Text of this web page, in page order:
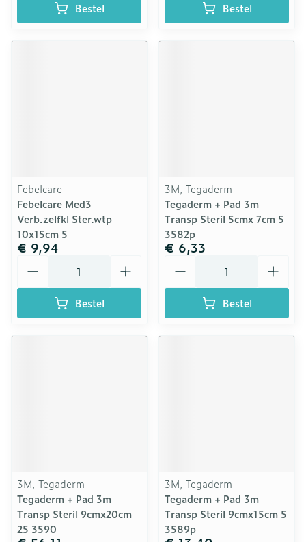
Bestel Bestel
Febelcare
Febelcare Med3
Verb.zelfkl Ster.wtp
10x15cm 5
€ 9,94
Bestel
3M, Tegaderm
Tegaderm + Pad 3m
Transp Steril 5cmx 7cm 5
3582p
€ 6,33
Bestel
3M, Tegaderm
Tegaderm + Pad 3m
Transp Steril 9cmx20cm
25 3590
3M, Tegaderm
Tegaderm + Pad 3m
Transp Steril 9cmx15cm 5
3589p